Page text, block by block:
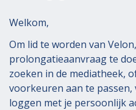
Welkom,
Om lid te worden van
prolongatieaanvraag te
zoeken in de mediatheek,
voorkeuren aan te passen,
loggen met je persoonlijk